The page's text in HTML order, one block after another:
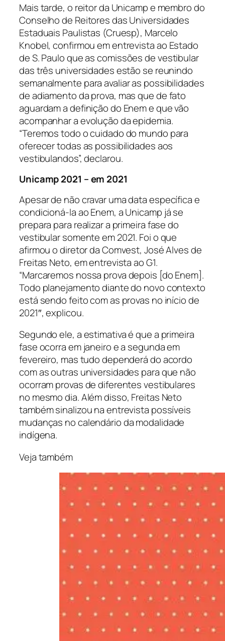
Mais tarde, o reitor da Unicamp e membro do
Conselho de Reitores das Universidades
Estaduais Paulistas (Cruesp), Marcelo
Knobel, confirmou em entrevista ao Estado
de S. Pauloque as comissões de vestibular
das três universidades estão se reunindo
semanalmente para avaliar as possibilidades
de adiamento da prova, mas que de fato
aguardam a definição do Enem e que vão
acompanhar a evolução da epidemia.
“Teremos todo o cuidado do mundo para
oferecer todas as possibilidades aos
vestibulandos”, declarou.
Unicamp 2021 – em 2021
Apesar de não cravar uma data específica e
condicioná-la ao Enem, a Unicamp já se
prepara para realizar a primeira fase do
vestibular somente em 2021. Foi o que
afirmou o diretor da Comvest, José Alves de
Freitas Neto, em entrevista ao G1.
“Marcaremos nossa prova depois [do Enem].
Todo planejamento diante do novo contexto
está sendo feito com as provas no início de
2021″, explicou.
Segundo ele, a estimativa é que a primeira
fase ocorra em janeiro e a segunda em
fevereiro, mas tudo dependerá do acordo
com as outras universidades para que não
ocorram provas de diferentes vestibulares
no mesmo dia. Além disso, Freitas Neto
também sinalizou na entrevista possíveis
mudanças no calendário da modalidade
indígena.
Veja também